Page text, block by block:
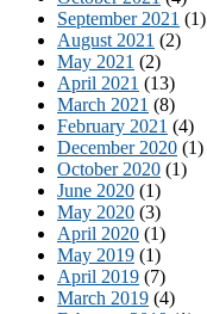
September 2021 (1)
August 2021 (2)
May 2021 (2)
April 2021 (13)
March 2021 (8)
February 2021 (4)
December 2020 (1)
October 2020 (1)
June 2020 (1)
May 2020 (3)
April 2020 (1)
May 2019 (1)
April 2019 (7)
March 2019 (4)